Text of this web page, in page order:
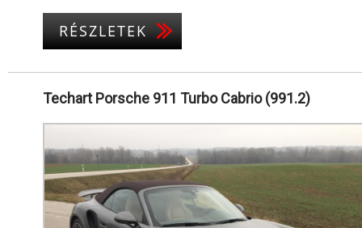
RÉSZLETEK
Techart Porsche 911 Turbo Cabrio (991.2)